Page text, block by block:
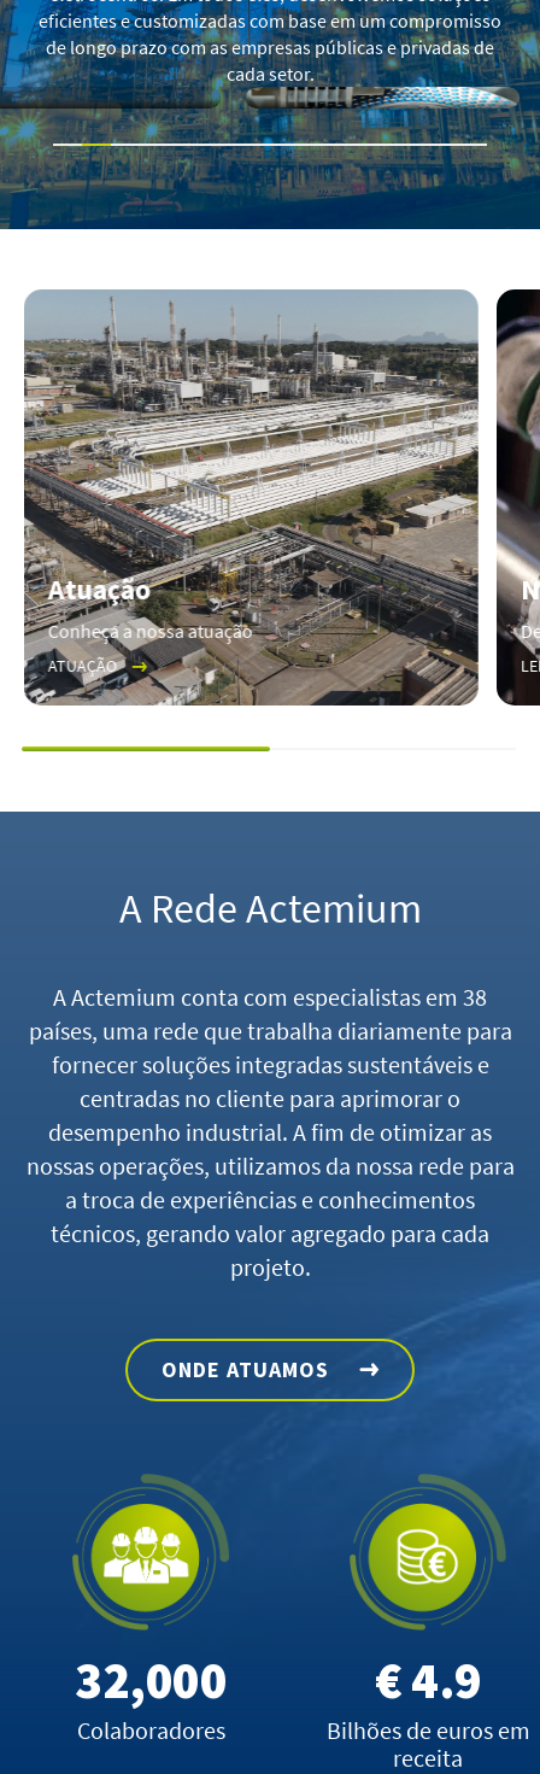
eficientes e customizadas com base em um compromisso
de longo prazo com as empresas públicas e privadas de
cada setor.
LIFE SCIENCES
Atuação
Conheça a nossa atuação
ATUAÇÃO
A Rede Actemium
A Actemium conta com especialistas em 38
países, uma rede que trabalha diariamente para
fornecer soluções integradas sustentáveis e
centradas no cliente para aprimorar o
desempenho industrial. A fim de otimizar as
nossas operações, utilizamos da nossa rede para
a troca de experiências e conhecimentos
técnicos, gerando valor agregado para cada
projeto.
ONDE ATUAMOS
32,000
Colaboradores
€4.9
Bilhões de euros em
receita